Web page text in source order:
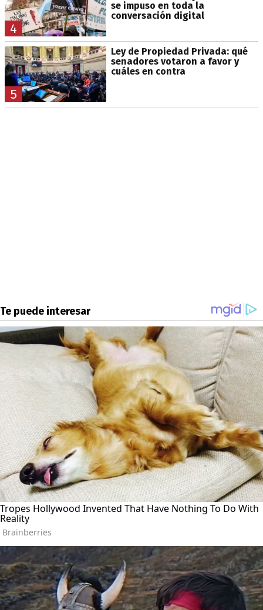
4
se impuso en toda la
conversación digital
5
Ley de Propiedad Privada: qué
senadores votaron a favor y
cuáles en contra